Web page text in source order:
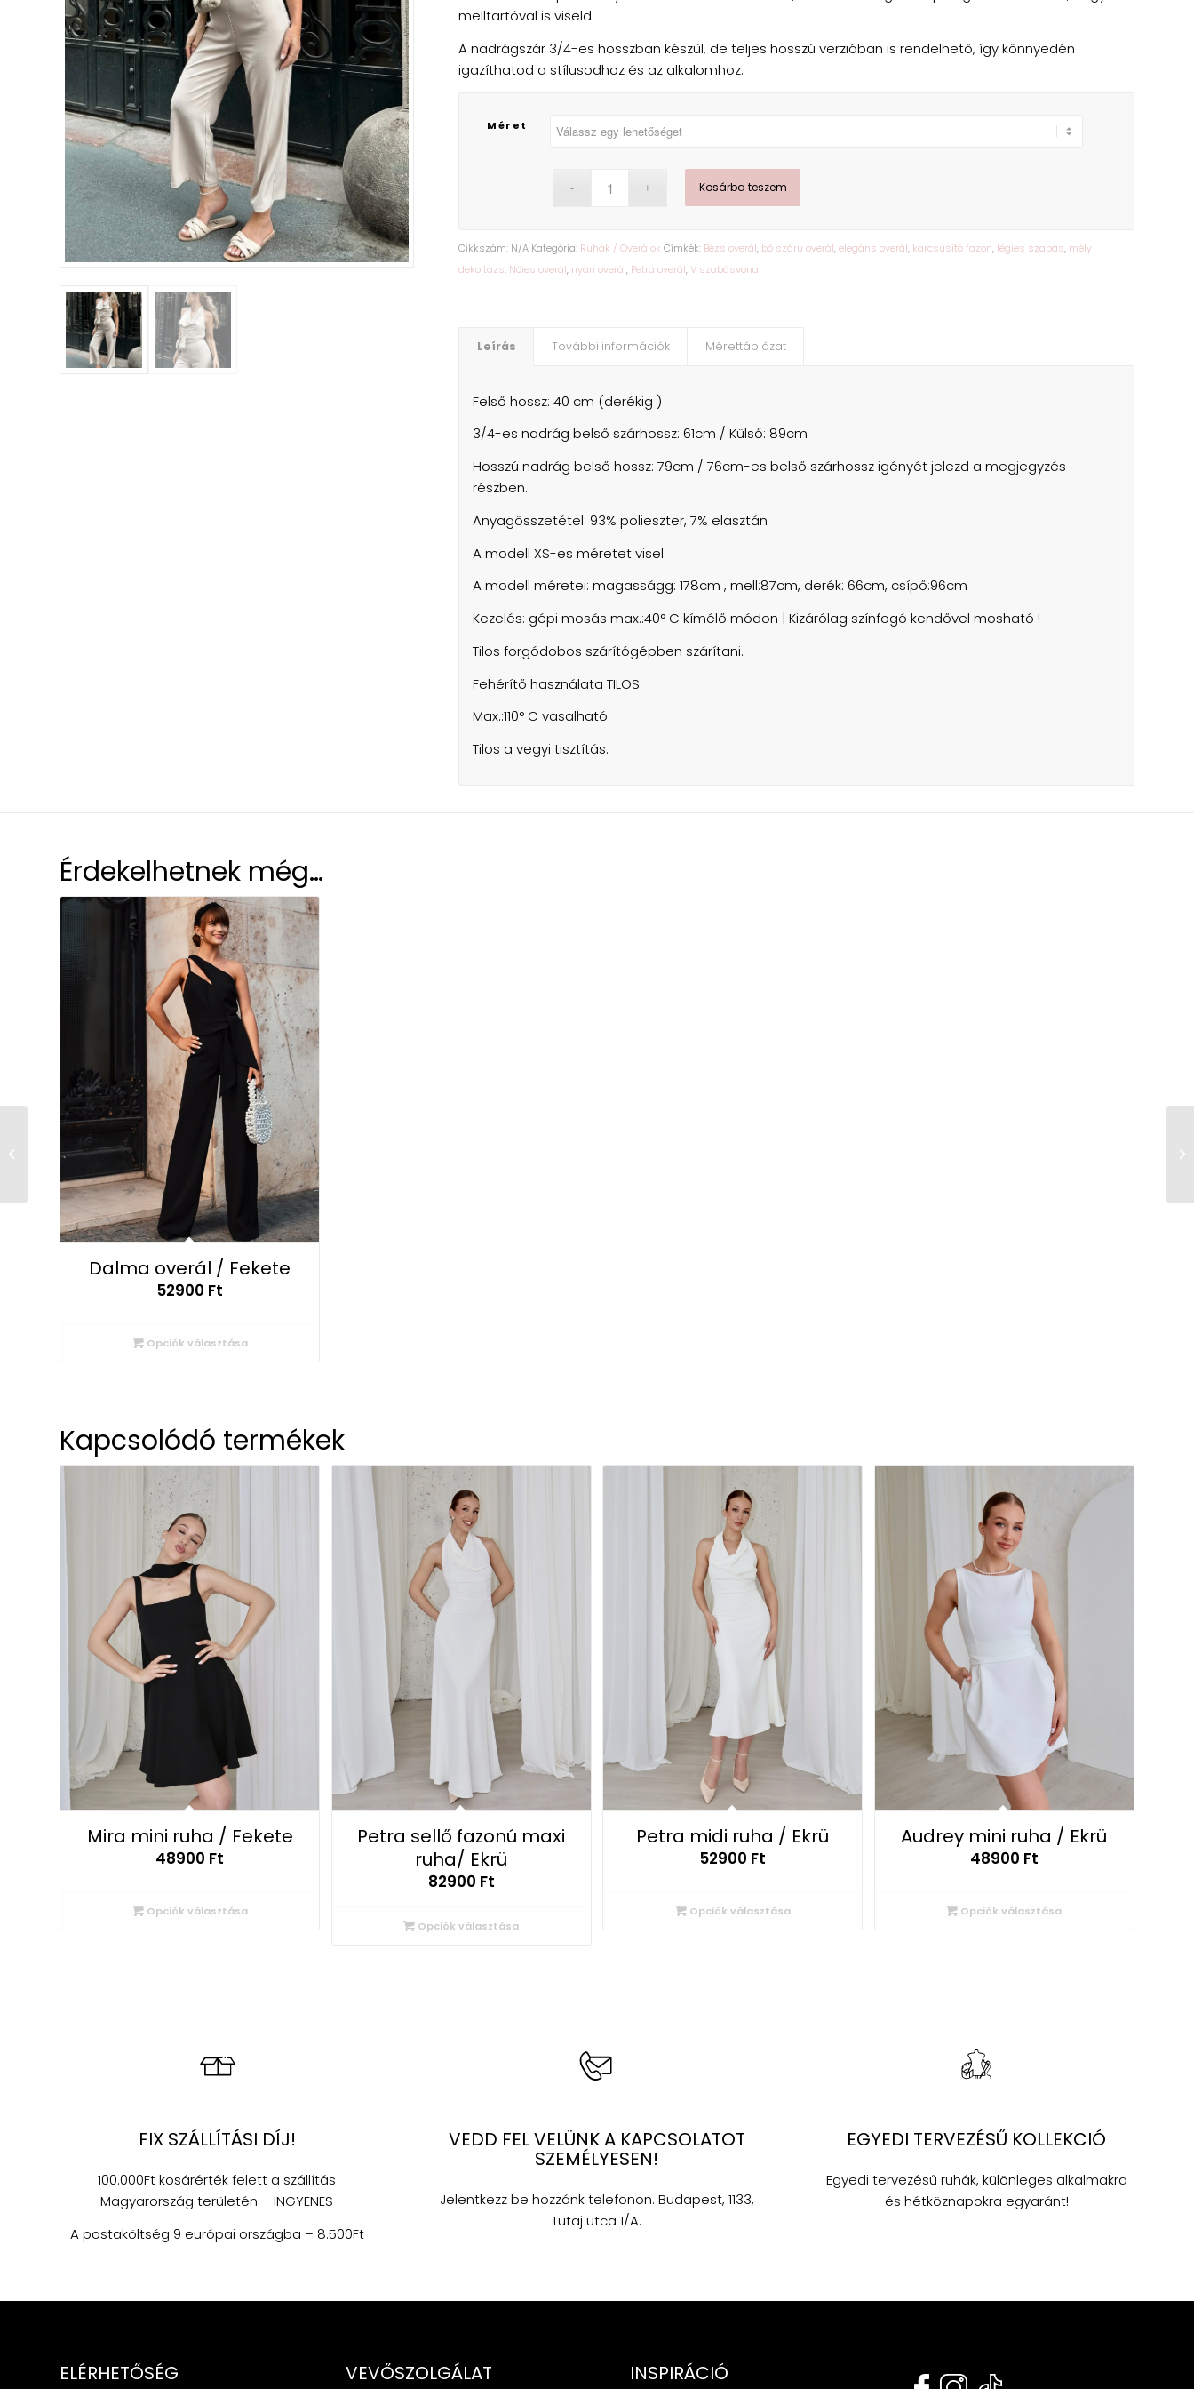
melltartóval is viseld.
A nadrágszár 3/4-es hosszban készül, de teljes hosszú verzióban is rendelhető, így könnyedén
igazíthatod a stílusodhoz és az alkalomhoz.
Méret
Kosárba teszem
Cikkszám: N/A Kategória: Ruhák / Overálok Címkék: Bézs overál, bő szárú overál,elegáns overál, karcsúsító fazon, légies szabás, mély
dekoltázs, Nőies overál, nyári overál, Petra overál,V szabásvonal
Leírás További információk Mérettáblázat
Felső hossz: 40 cm (derékig )
3/4-es nadrág belső szárhossz: 61cm / Külső: 89cm
Hosszú nadrág belső hossz: 79cm / 76cm-es belső szárhossz igényét jelezd a megjegyzés
részben.
Anyagösszetétel: 93% polieszter, 7% elasztán
A modell XS-es méretet visel.
A modell méretei: magasságg: 178cm , mell:87cm, derék: 66cm, csípő:96cm
Kezelés: gépi mosás max.:40° C kímélő módon | Kizárólag színfogó kendővel mosható !
Tilos forgódobos szárítógépben szárítani.
Fehérítő használata TILOS.
Max.:110° C vasalható.
Tilos a vegyi tisztítás.
Érdekelhetnek még…
Dalma overál / Fekete
52900 Ft
Opciók választása
Kapcsolódó termékek
Mira mini ruha / Fekete
48900 Ft
Opciók választása
Petra sellő fazonú maxi
ruha/ Ekrü
82900 Ft
Opciók választása
Petra midi ruha / Ekrü
52900 Ft
Opciók választása
Audrey mini ruha / Ekrü
48900 Ft
Opciók választása
FIX SZÁLLÍTÁSI DÍJ!
100.000Ft kosárérték felett a szállítás
Magyarország területén – INGYENES
A postaköltség 9 európai országba – 8.500Ft
VEDD FEL VELÜNK A KAPCSOLATOT
SZEMÉLYESEN!
Jelentkezz be hozzánk telefonon. Budapest, 1133,
Tutaj utca 1/A.
EGYEDI TERVEZÉSŰ KOLLEKCIÓ
Egyedi tervezésű ruhák, különleges alkalmakra
és hétköznapokra egyaránt!
ELÉRHETŐSÉG VEVŐSZOLGÁLAT INSPIRÁCIÓ
Olívia ingruha mini /